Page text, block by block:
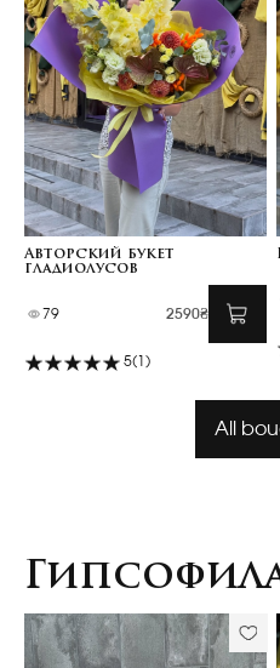
Авторский букет
гладиолусов
79 2590₴
5(1)
All